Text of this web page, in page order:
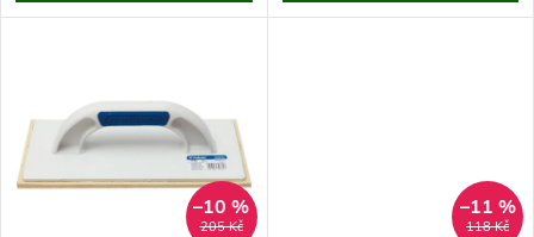
u
t
k
t
205 Kč
–10 %
118 Kč
–11 %